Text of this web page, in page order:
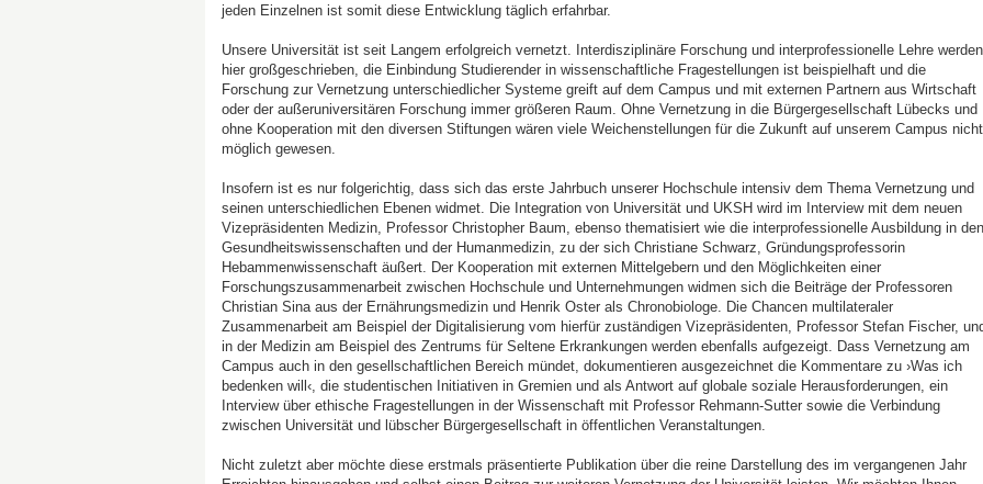
jeden Einzelnen ist somit diese Entwicklung täglich erfahrbar.
Unsere Universität ist seit Langem erfolgreich vernetzt. Interdisziplinäre Forschung und interprofessionelle Lehre werden
hier großgeschrieben, die Einbindung Studierender in wissenschaftliche Fragestellungen ist beispielhaft und die
Forschung zur Vernetzung unterschiedlicher Systeme greift auf dem Campus und mit externen Partnern aus Wirtschaft
oder der außeruniversitären Forschung immer größeren Raum. Ohne Vernetzung in die Bürgergesellschaft Lübecks und
ohne Kooperation mit den diversen Stiftungen wären viele Weichenstellungen für die Zukunft auf unserem Campus nicht
möglich gewesen.
Insofern ist es nur folgerichtig, dass sich das erste Jahrbuch unserer Hochschule intensiv dem Thema Vernetzung und
seinen unterschiedlichen Ebenen widmet. Die Integration von Universität und UKSH wird im Interview mit dem neuen
Vizepräsidenten Medizin, Professor Christopher Baum, ebenso thematisiert wie die interprofessionelle Ausbildung in den
Gesundheitswissenschaften und der Humanmedizin, zu der sich Christiane Schwarz, Gründungsprofessorin
Hebammenwissenschaft äußert. Der Kooperation mit externen Mittelgebern und den Möglichkeiten einer
Forschungszusammenarbeit zwischen Hochschule und Unternehmungen widmen sich die Beiträge der Professoren
Christian Sina aus der Ernährungsmedizin und Henrik Oster als Chronobiologe. Die Chancen multilateraler
Zusammenarbeit am Beispiel der Digitalisierung vom hierfür zuständigen Vizepräsidenten, Professor Stefan Fischer,
in der Medizin am Beispiel des Zentrums für Seltene Erkrankungen werden ebenfalls aufgezeigt. Dass Vernetzung am
Campus auch in den gesellschaftlichen Bereich mündet, dokumentieren ausgezeichnet die Kommentare zu ›Was ich
bedenken will‹, die studentischen Initiativen in Gremien und als Antwort auf globale soziale Herausforderungen, ein
Interview über ethische Fragestellungen in der Wissenschaft mit Professor Rehmann-Sutter sowie die Verbindung
zwischen Universität und lübscher Bürgergesellschaft in öffentlichen Veranstaltungen.
Nicht zuletzt aber möchte diese erstmals präsentierte Publikation über die reine Darstellung des im vergangenen Jahr